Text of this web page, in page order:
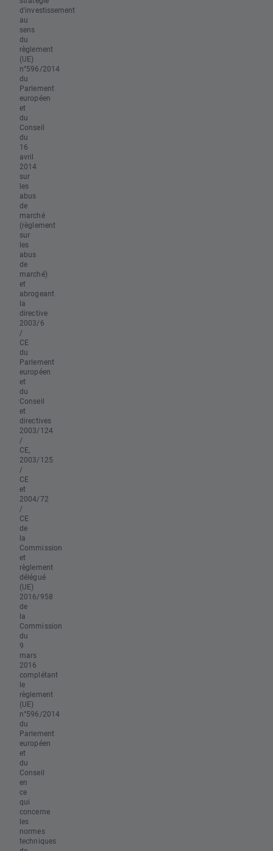
d'investissement
au
sens
du
règlement
(UE)
n°596/2014
du
Parlement
européen
et
du
Conseil
du
16
avril
2014
sur
les
abus
de
marché
(règlement
sur
les
abus
de
marché)
et
abrogeant
la
directive
2003/6
/
CE
du
Parlement
européen
et
du
Conseil
et
directives
2003/124
/
CE,
2003/125
/
CE
et
2004/72
/
CE
de
la
Commission
et
règlement
délégué
(UE)
2016/958
de
la
Commission
du
9
mars
2016
complétant
le
règlement
(UE)
n°596/2014
du
Parlement
européen
et
du
Conseil
en
ce
qui
concerne
les
normes
techniques